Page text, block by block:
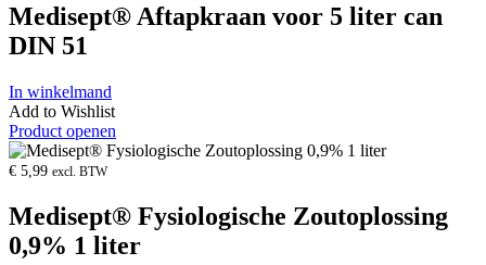
Medisept® Aftapkraan voor 5 liter can
DIN 51
In winkelmand
Add to Wishlist
Product openen
€ 5,99 excl. BTW
Medisept® Fysiologische Zoutoplossing
0,9% 1 liter